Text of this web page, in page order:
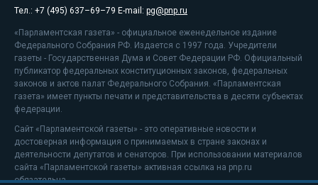
Тел.: +7 (495) 637–69–79 E-mail: pg@pnp.ru
«Парламентская газета» - официальное еженедельное издание
Федерального Собрания РФ. Издается с 1997 года. Учредители
газеты - Государственная Дума и Совет Федерации РФ. Официальный
публикатор федеральных конституционных законов, федеральных
законов и актов палат Федерального Собрания. «Парламентская
газета» имеет пункты печати и представительства в десяти субъектах
федерации.
Сайт «Парламентской газеты» - это оперативные новости и
достоверная информация о принимаемых в стране законах и
деятельности депутатов и сенаторов. При использовании материалов
сайта «Парламентской газеты» активная ссылка на pnp.ru
обязательна.